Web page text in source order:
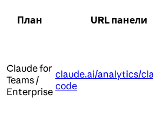
План URL панели
Claude for
Teams /
Enterprise
claude.ai/analytics/
code